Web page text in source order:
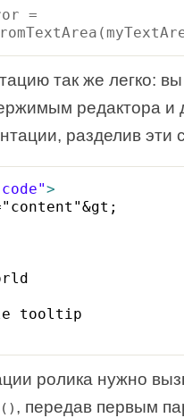
=
так же легко:
редактора и
разделив эти
>
tooltip
ролика нужно
, передав первым